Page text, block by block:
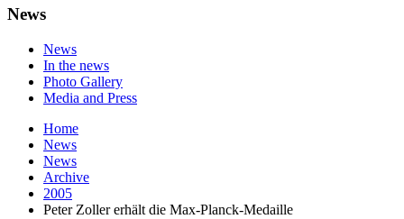
News
News
In the news
Photo Gallery
Media and Press
Home
News
News
Archive
2005
Peter Zoller erhält die Max-Planck-Medaille